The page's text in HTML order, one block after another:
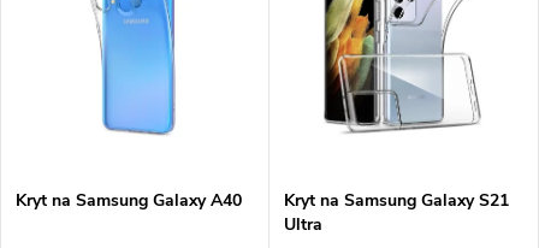
Kryt na Samsung Galaxy A40
Kryt na Samsung Galaxy S21
Ultra